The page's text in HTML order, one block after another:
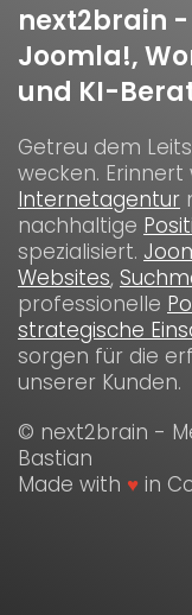
next2brain
Joomla!,
und KI-
Getreu dem
wecken.
Internetagentur
nachhaltige
spezialisiert.
Websites,
professionelle
strategische
sorgen für die
unserer Kunden.
© next2brain -
Bastian
Made with ♥ in